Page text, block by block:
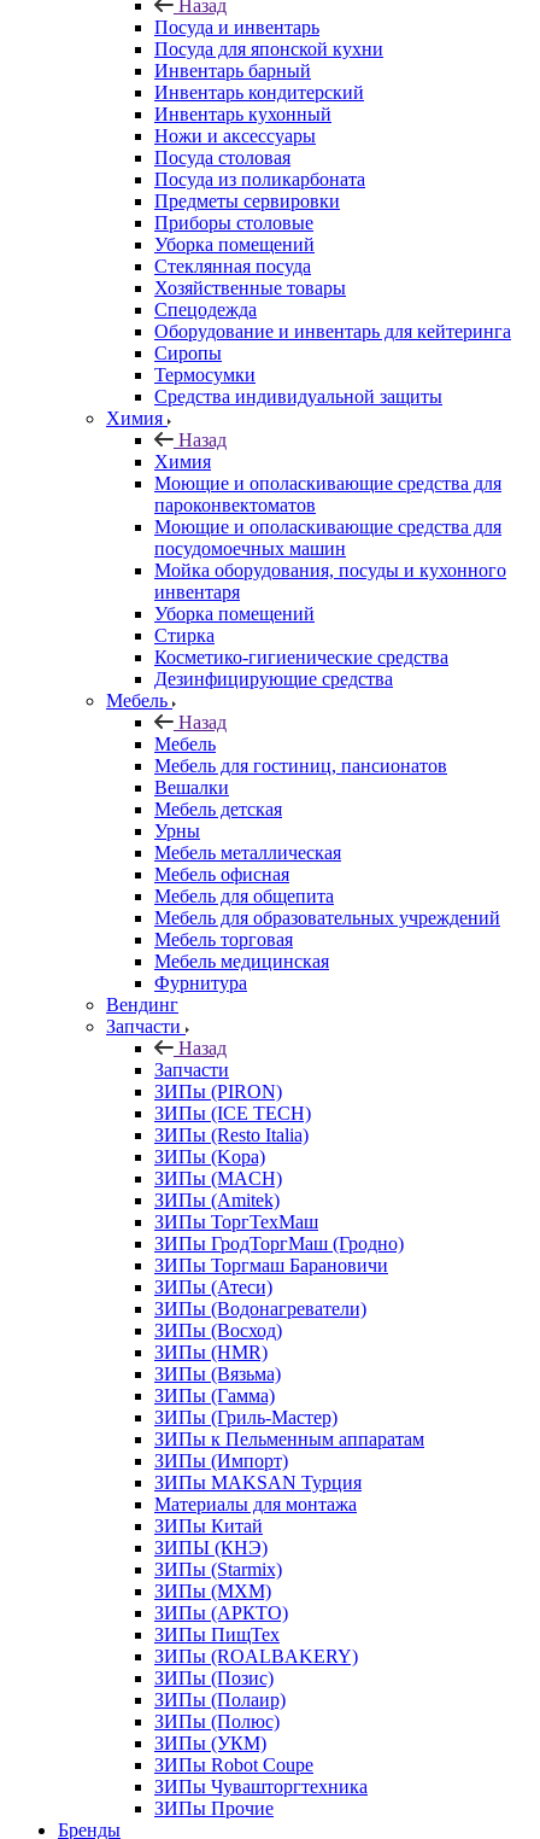
Назад
Посуда и инвентарь
Посуда для японской кухни
Инвентарь барный
Инвентарь кондитерский
Инвентарь кухонный
Ножи и аксессуары
Посуда столовая
Посуда из поликарбоната
Предметы сервировки
Приборы столовые
Уборка помещений
Стеклянная посуда
Хозяйственные товары
Спецодежда
Оборудование и инвентарь для кейтеринга
Сиропы
Термосумки
Средства индивидуальной защиты
Химия
Назад
Химия
Моющие и ополаскивающие средства для
пароконвектоматов
Моющие и ополаскивающие средства для
посудомоечных машин
Мойка оборудования, посуды и кухонного
инвентаря
Уборка помещений
Стирка
Косметико-гигиенические средства
Дезинфицирующие средства
Мебель
Назад
Мебель
Мебель для гостиниц, пансионатов
Вешалки
Мебель детская
Урны
Мебель металлическая
Мебель офисная
Мебель для общепита
Мебель для образовательных учреждений
Мебель торговая
Мебель медицинская
Фурнитура
Вендинг
Запчасти
Назад
Запчасти
ЗИПы (PIRON)
ЗИПы (ICE TECH)
ЗИПы (Resto Italia)
ЗИПы (Kopa)
ЗИПы (MACH)
ЗИПы (Amitek)
ЗИПы ТоргТехМаш
ЗИПы ГродТоргМаш (Гродно)
ЗИПы Торгмаш Барановичи
ЗИПы (Атеси)
ЗИПы (Водонагреватели)
ЗИПы (Восход)
ЗИПы (HMR)
ЗИПы (Вязьма)
ЗИПы (Гамма)
ЗИПы (Гриль-Мастер)
ЗИПы к Пельменным аппаратам
ЗИПы (Импорт)
ЗИПы MAKSAN Турция
Материалы для монтажа
ЗИПы Китай
ЗИПЫ (КНЭ)
ЗИПы (Starmix)
ЗИПы (МХМ)
ЗИПы (АРКТО)
ЗИПы ПищТех
ЗИПы (ROALBAKERY)
ЗИПы (Позис)
ЗИПы (Полаир)
ЗИПы (Полюс)
ЗИПы (УКМ)
ЗИПы Robot Coupe
ЗИПы Чувашторгтехника
ЗИПы Прочие
Бренды